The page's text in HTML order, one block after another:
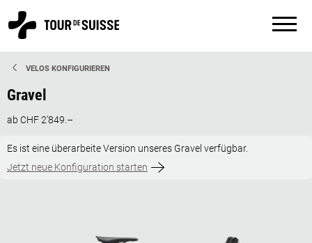
VELOS KONFIGURIEREN
Gravel
ab CHF 2’849.–
Es ist eine überarbeite Version unseres Gravel verfügbar.
Jetzt neue Konfiguration starten